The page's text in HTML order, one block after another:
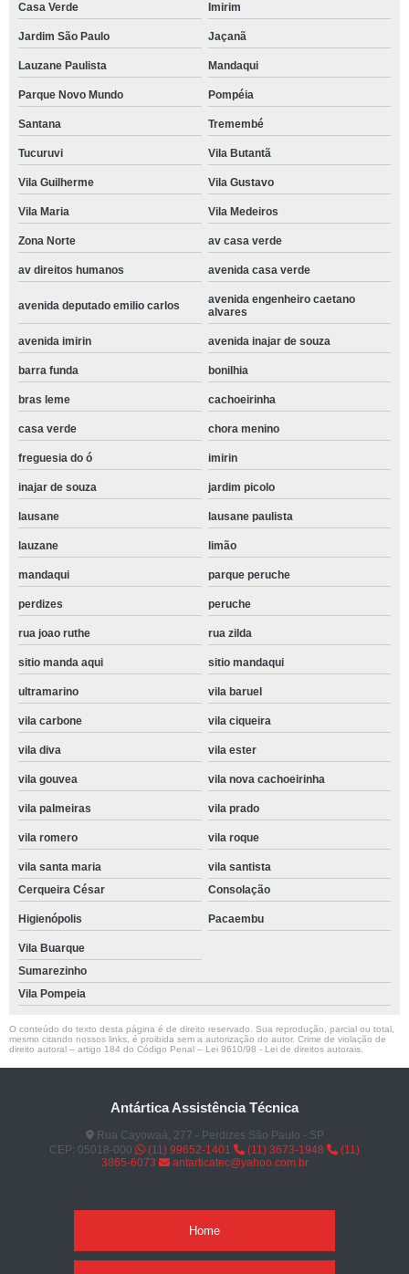
Casa Verde Imirim
Jardim São Paulo Jaçanã
Lauzane Paulista Mandaqui
Parque Novo Mundo Pompéia
Santana Tremembé
Tucuruvi Vila Butantã
Vila Guilherme Vila Gustavo
Vila Maria Vila Medeiros
Zona Norte av casa verde
av direitos humanos avenida casa verde
avenida deputado emilio carlos
avenida engenheiro caetano
alvares
avenida imirin avenida inajar de souza
barra funda bonilhia
bras leme cachoeirinha
casa verde chora menino
freguesia do ó imirin
inajar de souza jardim picolo
lausane lausane paulista
lauzane limão
mandaqui parque peruche
perdizes peruche
rua joao ruthe rua zilda
sitio manda aqui sitio mandaqui
ultramarino vila baruel
vila carbone vila ciqueira
vila diva vila ester
vila gouvea vila nova cachoeirinha
vila palmeiras vila prado
vila romero vila roque
vila santa maria
vila santista
Cerqueira César
Consolação
Higienópolis Pacaembu
Vila Buarque
Sumarezinho
Vila Pompeia
O conteúdo do texto desta página é de direito reservado. Sua reprodução, parcial ou total,
mesmo citando nossos links, é proibida sem a autorização do autor. Crime de violação de
direito autoral – artigo 184 do Código Penal – Lei 9610/98 - Lei de direitos autorais
Antártica Assistência Técnica
Rua Cayowaá, 277 - Perdizes São Paulo - SP
CEP: 05018-000
(11) 99652-1401 (11) 3673-1948
(11)
3865-6073
antarticatec@yahoo.com.br
Home